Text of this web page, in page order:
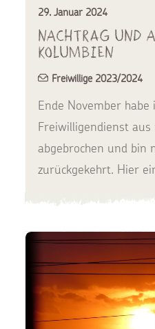
29. Januar 2024
Nachtrag und
Kolumbien
Freiwillige 2023/2024
Ende November habe
Freiwilligendienst
abgebrochen und bin
zurückgekehrt. Hier